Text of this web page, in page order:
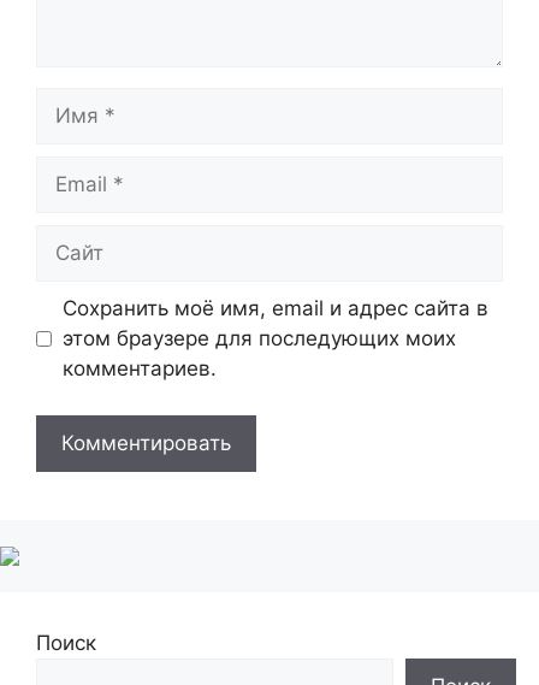
Имя
Email
Сайт
Сохранить моё имя, email и адрес сайта в
этом браузере для последующих моих
комментариев.
Поиск